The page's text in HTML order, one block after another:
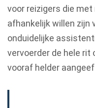
voor reizigers die
afhankelijk willen zijn
onduidelijke
vervoerder de hele rit
vooraf helder